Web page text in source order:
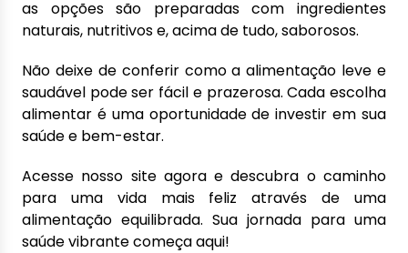
as opções são preparadas com ingredientes
naturais, nutritivos e, acima de tudo, saborosos.
Não deixe de conferir como aalimentação leve e
saudável pode ser fácil e prazerosa. Cada escolha
alimentar é uma oportunidade de investir em sua
saúde e bem-estar.
Acesse nosso site agora e descubra o caminho
para uma vida mais feliz através de uma
alimentação equilibrada. Sua jornada para uma
saúde vibrante começa aqui!